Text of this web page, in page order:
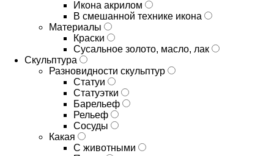
Икона акрилом
В смешанной технике икона
Материалы
Краски
Сусальное золото, масло, лак
Скульптура
Разновидности скульптур
Статуи
Статуэтки
Барельеф
Рельеф
Сосуды
Какая
С животными